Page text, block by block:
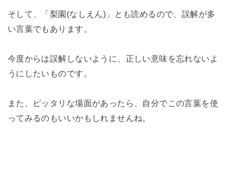
そして、「梨園(なしえん)」とも読めるので、誤解が多
い言葉でもあります。
今度からは誤解しないように、正しい意味を忘れないよ
うにしたいものです。
また、ピッタリな場面があったら、自分でこの言葉を使
ってみるのもいいかもしれませんね。